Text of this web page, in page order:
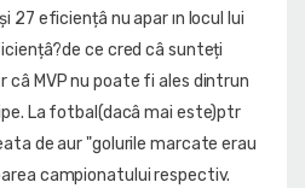
27 eficiențâ nu apar ın locul lui
ce cred câ sunteți
MVP nu poate fi ales dintrun
La fotbal(dacâ mai este)ptr
de aur "golurile marcate erau
campionatului respectiv.